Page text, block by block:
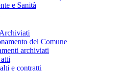
e Sanità
Archiviati
del Comune
archiviati
e contratti